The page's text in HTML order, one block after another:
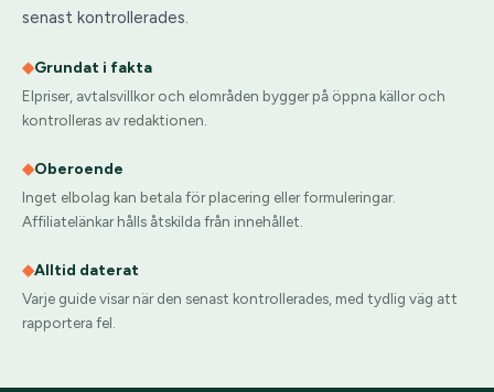
senast kontrollerades.
◆Grundat i fakta
Elpriser, avtalsvillkor och elområden bygger på öppna källor och
kontrolleras av redaktionen.
◆Oberoende
Inget elbolag kan betala för placering eller formuleringar.
Affiliatelänkar hålls åtskilda från innehållet.
◆Alltid daterat
Varje guide visar när den senast kontrollerades, med tydlig väg att
rapportera fel.